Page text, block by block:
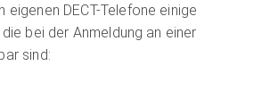
eigenen DECT-Telefone einige
bei der Anmeldung an einer
sind: